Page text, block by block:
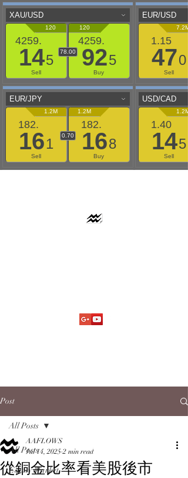
Post
All Posts
Equity Market
All Posts
從銅金比率看美股後市
AAFLOWS
Jul 14, 2025 2 min read